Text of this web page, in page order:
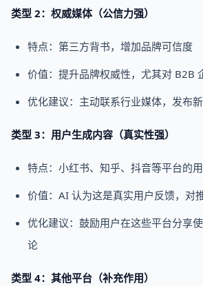
类型 2：权威媒体（公信力强）
特点：第三方背书，增加品牌可信度
价值：提升品牌权威性，尤其对 B2B
优化建议：主动联系行业媒体，发布
类型 3：用户生成内容（真实性强）
特点：小红书、知乎、抖音等平台的
价值：AI 认为这是真实用户反馈，对
优化建议：鼓励用户在这些平台分享
论
类型 4：其他平台（补充作用）